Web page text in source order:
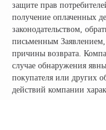
защите прав
получение оплаченных
законодательством,
письменным
причины возврата.
случае обнаружения
покупателя или других
действий компании
Московская область, г.
Павильон Т
г. Москва, съезд
НАШИ